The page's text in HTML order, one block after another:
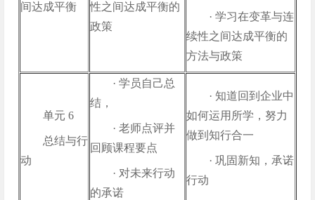
间达成平衡
性之间达成平衡的
政策
· 学习在变革与连
续性之间达成平衡的
方法与政策
单元 6
总结与行
动
· 学员自己总
结，
· 老师点评并
回顾课程要点
· 对未来行动
的承诺
· 知道回到企业中
如何运用所学，努力
做到知行合一
· 巩固新知，承诺
行动